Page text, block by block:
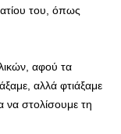
του, όπως
αφού τα
αλλά φτιάξαμε
να στολίσουμε τη